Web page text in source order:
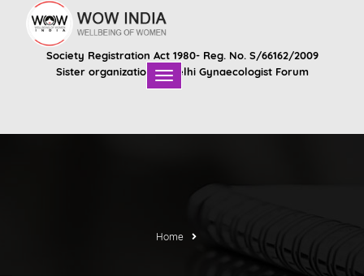
Society Registration Act 1980- Reg. No. S/66162/2009
Sister organization ofDelhi Gynaecologist Forum
Home